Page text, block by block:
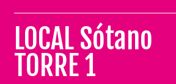
LOCAL Sótano
TORRE 1